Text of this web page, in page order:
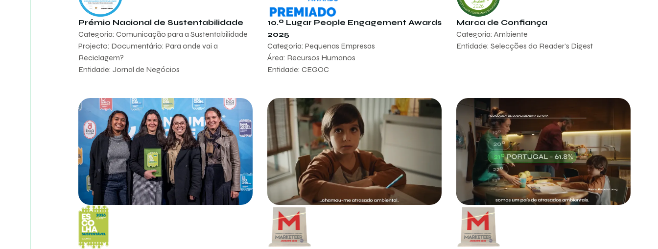
Prémio Nacional de Sustentabilidade
Categoria: Comunicação para a Sustentabilidade
Projecto: Documentário: Para onde vai a
Reciclagem?
Entidade: Jornal de Negócios
10.º Lugar People Engagement Awards
2025
Categoria: Pequenas Empresas
Área: Recursos Humanos
Entidade: CEGOC
Marca de Confiança
Categoria: Ambiente
Entidade: Selecções do Reader's Digest